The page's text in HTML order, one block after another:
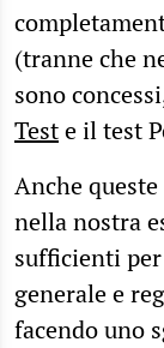
(tranne che
sono
Teste il test
Anche
nella nostra
sufficienti
generale e
facendo uno